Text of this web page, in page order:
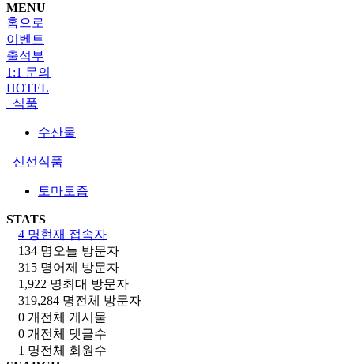
MENU
홈으로
이벤트
출석부
1:1 문의
HOTEL
식품
수산물
신선식품
토마토즙
STATS
4 명현재 접속자
134 명 오늘 방문자
315 명어제 방문자
1,922 명최대 방문자
319,284 명전체 방문자
0 개 전체 게시물
0 개 전체 댓글수
1 명전체 회원수